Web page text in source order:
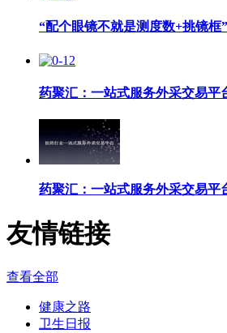
“配个眼镜不就是测度数+挑镜框”
药聚汇：一站式服务外采交易平
药聚汇：一站式服务外采交易平
友情链接
查看全部
健康之路
卫生日报